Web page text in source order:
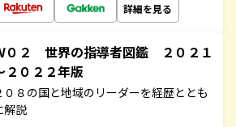
詳細を見る
０２ 世界の指導者図鑑 ２０２１
２０２２年版
０８の国と地域のリーダーを経歴ととも
解説